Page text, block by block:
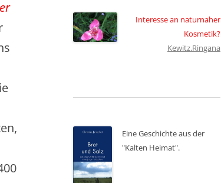
Interesse an naturnaher
Kosmetik?
Kewitz.Ringana
Eine Geschichte aus der
"Kalten Heimat".